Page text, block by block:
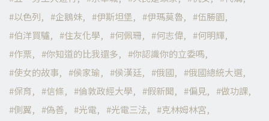
以色列
企鵝妹 伊斯坦堡 伊瑪莫魯
伍勝園
伯洋買驢
住友化學 何佩珊 何志偉
何明輝
作票
你知道的比我還多
你認識你的立委嗎
使女的故事
侯家瑜 侯漢廷 俄國
俄國總統大選
保育
信條 倫敦政經大學 假新聞 偏見
做功課
側翼
偽善 光電 光電三法
克林姆林宮